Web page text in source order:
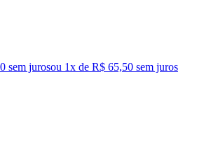
sem jurosou 1x de R$ 65,50 sem juros